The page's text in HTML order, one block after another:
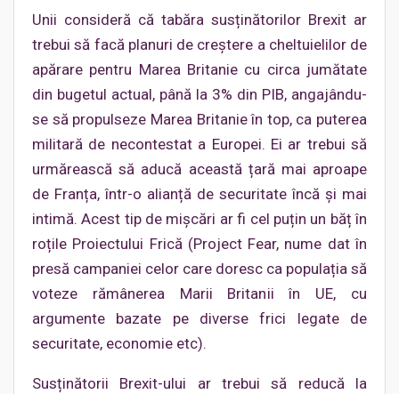
Unii consideră că tabăra susținătorilor Brexit ar
trebui să facă planuri de creștere a cheltuielilor de
apărare pentru Marea Britanie cu circa jumătate
din bugetul actual, până la 3% din PIB, angajându-
se să propulseze Marea Britanie în top, ca puterea
militară de necontestat a Europei. Ei ar trebui să
urmărească să aducă această țară mai aproape
de Franța, într-o alianță de securitate încă și mai
intimă. Acest tip de mișcări ar fi cel puțin un băț în
roțile Proiectului Frică (Project Fear, nume dat în
presă campaniei celor care doresc ca populația să
voteze rămânerea Marii Britanii în UE, cu
argumente bazate pe diverse frici legate de
securitate, economie etc).
Susținătorii Brexit-ului ar trebui să reducă la